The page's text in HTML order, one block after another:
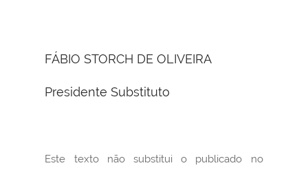
FÁBIO STORCH DE OLIVEIRA
Presidente Substituto
Este texto não substitui o publicado no